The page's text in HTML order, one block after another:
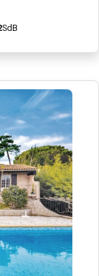
SdB